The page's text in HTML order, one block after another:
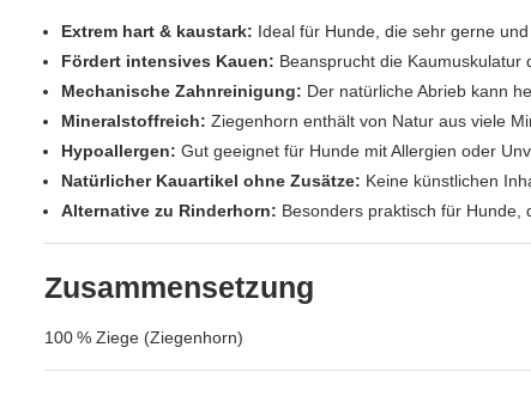
Extrem hart & kaustark: Ideal für Hunde, die sehr gerne
Fördert intensives Kauen: Beansprucht die Kaumuskulatur
Mechanische Zahnreinigung: Der natürliche Abrieb kann
Mineralstoffreich: Ziegenhorn enthält von Natur aus viele
Hypoallergen: Gut geeignet für Hunde mit Allergien oder
Natürlicher Kauartikel ohne Zusätze: Keine künstlichen
Alternative zu Rinderhorn: Besonders praktisch für Hunde,
Zusammensetzung
100 % Ziege (Ziegenhorn)